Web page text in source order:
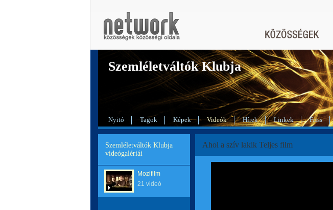
Szemléletváltók Klubja
Nyitó Tagok Képek Videók Hírek Linkek Friss
Szemléletváltók Klubja
videógalériái
Mozifilm
21 videó
Ahol a szív lakik Teljes film